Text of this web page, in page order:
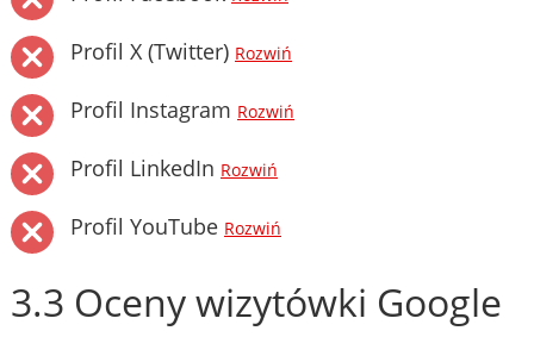
Profil X (Twitter) Rozwiń
Profil Instagram Rozwiń
Profil LinkedIn Rozwiń
Profil YouTube Rozwiń
3.3 Oceny wizytówki Google